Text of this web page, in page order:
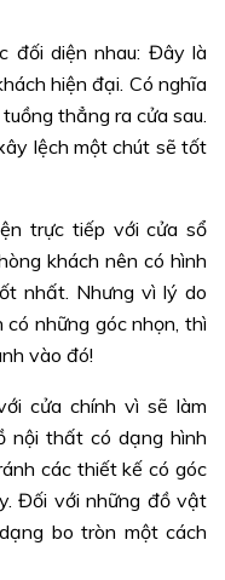
đối diện nhau: Đây là
hiện đại. Có nghĩa
thẳng ra cửa sau.
lệch một chút sẽ tốt
trực tiếp với cửa sổ
khách nên có hình
nhất. Nhưng vì lý do
những góc nhọn, thì
vào đó!
cửa chính vì sẽ làm
nội thất có dạng hình
các thiết kế có góc
Đối với những đồ vật
bo tròn một cách